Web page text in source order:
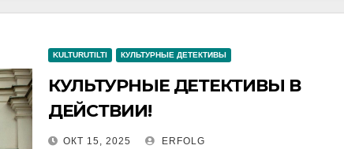
KULTURUTILTI КУЛЬТУРНЫЕ ДЕТЕКТИВЫ
КУЛЬТУРНЫЕ ДЕТЕКТИВЫ В
ДЕЙСТВИИ!
ОКТ 15, 2025 ERFOLG